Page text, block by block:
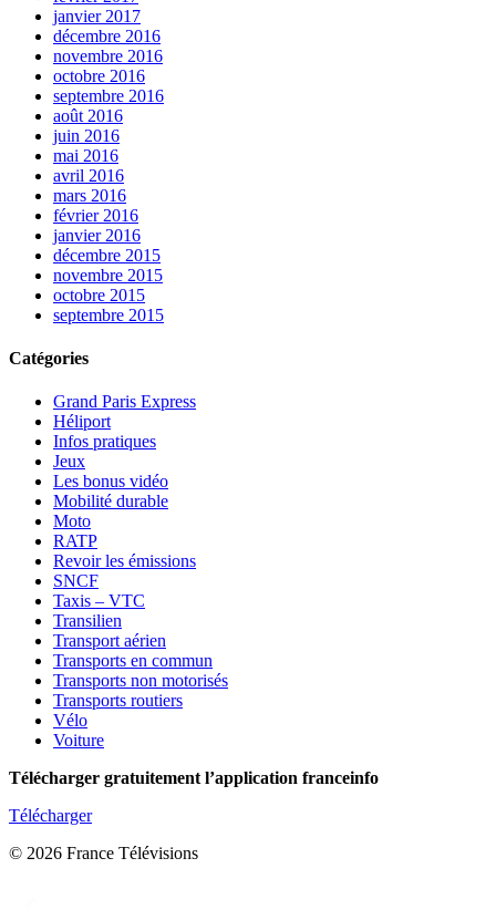
janvier 2017
décembre 2016
novembre 2016
octobre 2016
septembre 2016
août 2016
juin 2016
mai 2016
avril 2016
mars 2016
février 2016
janvier 2016
décembre 2015
novembre 2015
octobre 2015
septembre 2015
Catégories
Grand Paris Express
Héliport
Infos pratiques
Jeux
Les bonus vidéo
Mobilité durable
Moto
RATP
Revoir les émissions
SNCF
Taxis – VTC
Transilien
Transport aérien
Transports en commun
Transports non motorisés
Transports routiers
Vélo
Voiture
Télécharger gratuitement l’application franceinfo
Télécharger
© 2026 France Télévisions